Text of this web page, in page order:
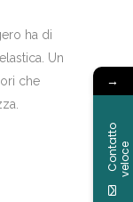
ha di
Un
che
→
C
o
n
t
a
t
t
o
v
e
l
o
ce